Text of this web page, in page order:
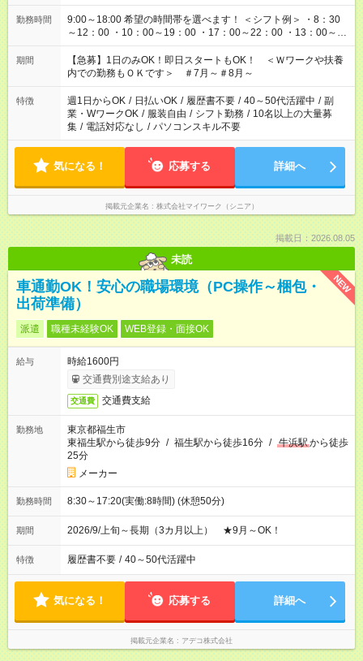
勤務時間
9:00～18:00 希望の時間帯を選べます！ ＜シフト例＞ ・8：30
～12：00 ・10：00～19：00 ・17：00～22：00 ・13：00～
22：00 ・22：00～翌6：00 など
期間
【急募】1日のみOK！即日スタートもOK！ ＜Ｗワークや扶養
内での勤務もＯＫです＞ ＃7月～＃8月～
特徴 週1日からOK / 日払いOK / 履歴書不要 / 40～50代活躍中 / 副
業・WワークOK / 服装自由 / シフト勤務 / 10名以上の大量募
集 / 電話対応なし / パソコンスキル不要
気になる！ 応募する 詳細へ
掲載元企業名 株式会社マイワーク（シニア）
掲載日：2026.08.05
未読
NEW
車通勤OK！安心の職場環境（PC操作～梱包・
出荷準備）
派遣 職種未経験OK WEB登録・面接OK
給与
時給1600円
交通費別途支給あり
交通費 交通費支給
勤務地
東京都福生市
東福生駅から徒歩9分 / 福生駅から徒歩16分 / 牛浜駅から徒歩
25分
メーカー
勤務時間 8:30～17:20(実働:8時間) (休憩50分)
期間 2026/9/上旬～長期（3カ月以上） ★9月～OK！
特徴 履歴書不要 / 40～50代活躍中
気になる！ 応募する 詳細へ
掲載元企業名 アデコ株式会社